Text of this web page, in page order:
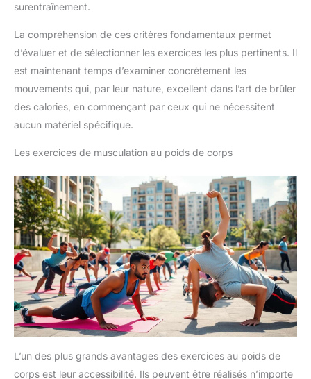
surentraînement.
La compréhension de ces critères fondamentaux permet
d’évaluer et de sélectionner les exercices les plus pertinents. Il
est maintenant temps d’examiner concrètement les
mouvements qui, par leur nature, excellent dans l’art de brûler
des calories, en commençant par ceux qui ne nécessitent
aucun matériel spécifique.
Les exercices de musculation au poids de corps
L’un des plus grands avantages des exercices au poids de
corps est leur accessibilité. Ils peuvent être réalisés n’importe